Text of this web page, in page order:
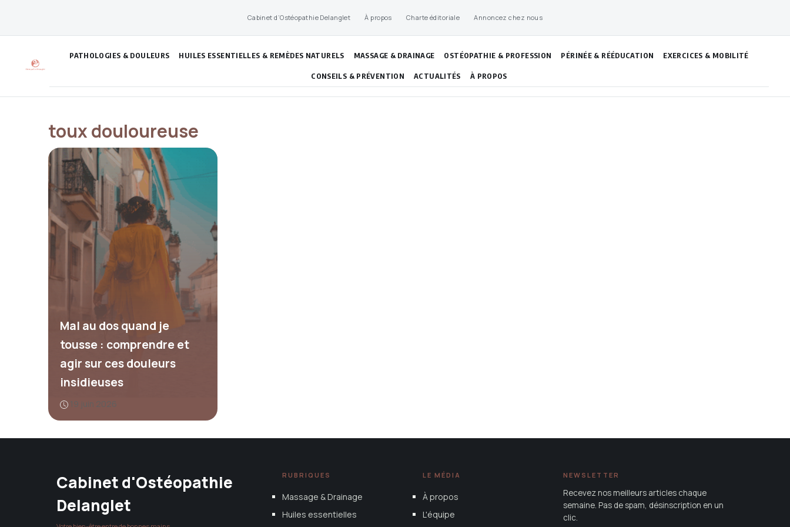
contenu
Cabinet d’Ostéopathie Delanglet À propos Charte éditoriale Annoncez chez nous
PATHOLOGIES & DOULEURS HUILES ESSENTIELLES & REMÈDES NATURELS MASSAGE & DRAINAGE OSTÉOPATHIE & PROFESSION PÉRINÉE & RÉÉDUCATION EXERCICES & MOBILITÉ
CONSEILS & PRÉVENTION ACTUALITÉS À PROPOS
toux douloureuse
Mal au dos quand je
tousse : comprendre et
agir sur ces douleurs
insidieuses
19 juin 2026
Cabinet d'Ostéopathie
Delanglet
RUBRIQUES
Massage & Drainage
Huiles essentielles
LE MÉDIA
À propos
L'équipe
NEWSLETTER
Recevez nos meilleurs articles chaque
semaine. Pas de spam, désinscription en un
clic.